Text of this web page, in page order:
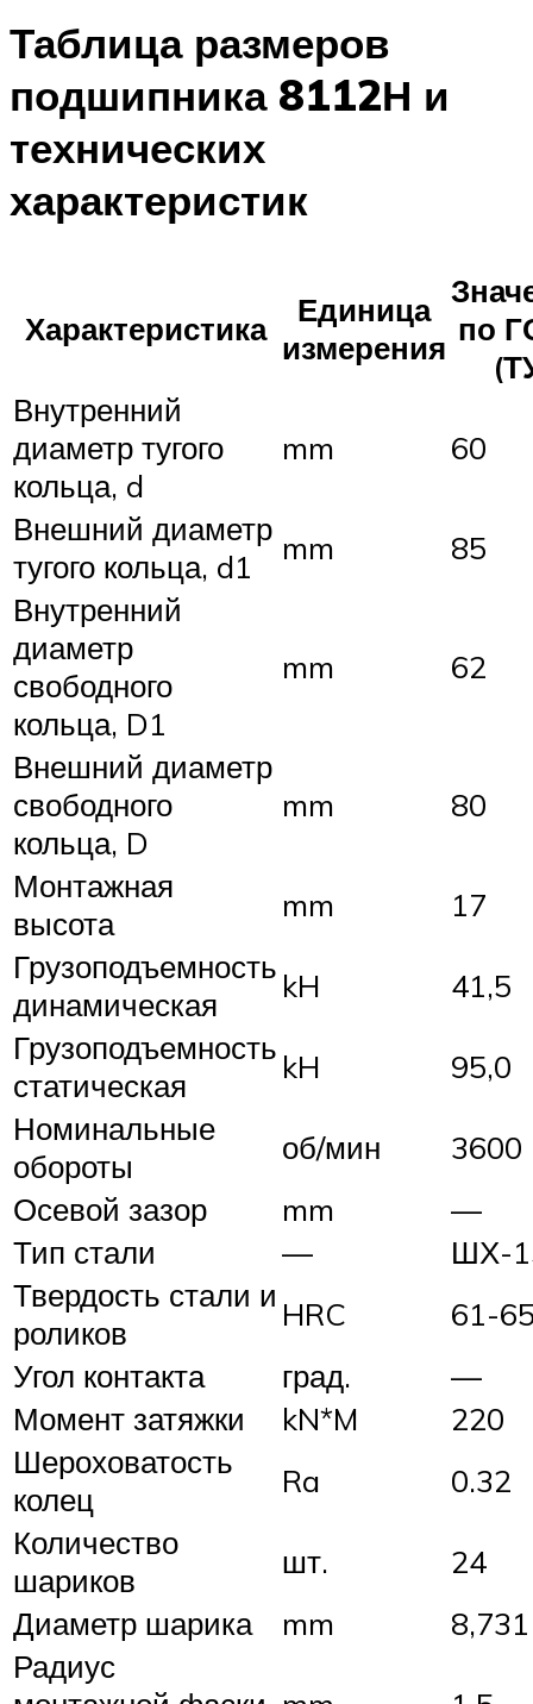
Таблица размеров
подшипника 8112Н и
технических
характеристик
Характеристика
Единица
измерения по
Внутренний
диаметр тугого
кольца, d
mm 60
Внешний диаметр
тугого кольца, d1
mm
85
Внутренний
диаметр
свободного
кольца, D1
mm 62
Внешний диаметр
свободного
кольца, D
mm 80
Монтажная
высота
mm
17
Грузоподъемность
динамическая
kH
41,5
Грузоподъемность
статическая
kH
95,0
Номинальные
обороты
об/мин
3600
Осевой зазор
mm
—
Тип стали
—
ШХ-
Твердость стали и
роликов
HRC
61-
Угол контакта
град.
—
Момент затяжки
kN*M
220
Шероховатость
колец
Ra
0.32
Количество
шариков
шт.
24
Диаметр шарика
mm
8,731
Радиус